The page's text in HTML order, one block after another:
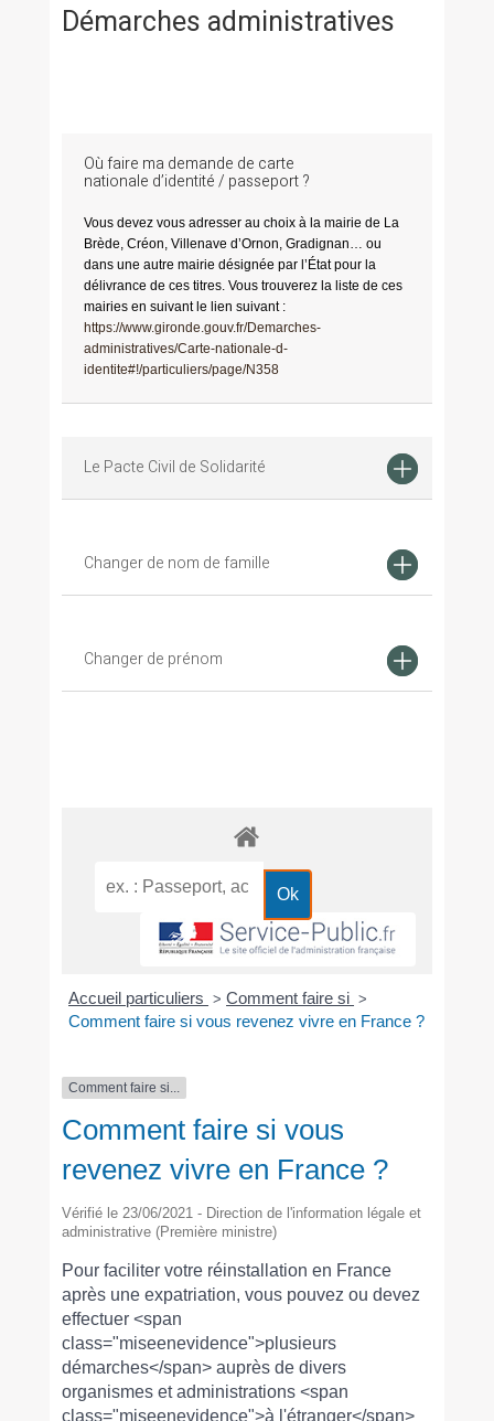
Démarches administratives
Où faire ma demande de carte
nationale d’identité / passeport ?
Vous devez vous adresser au choix à la mairie de La
Brède, Créon, Villenave d’Ornon, Gradignan… ou
dans une autre mairie désignée par l’État pour la
délivrance de ces titres. Vous trouverez la liste de ces
mairies en suivant le lien suivant :
https://www.gironde.gouv.fr/Demarches-
administratives/Carte-nationale-d-
identite#!/particuliers/page/N358
Le Pacte Civil de Solidarité
Changer de nom de famille
Changer de prénom
Accueil particuliers > Comment faire si >
Comment faire si vous revenez vivre en France ?
Comment faire si...
Comment faire si vous
revenez vivre en France ?
Vérifié le 23/06/2021 - Direction de l'information légale et
administrative (Première ministre)
Pour faciliter votre réinstallation en France
après une expatriation, vous pouvez ou devez
effectuer <span
class="miseenevidence">plusieurs
démarches</span> auprès de divers
organismes et administrations <span
class="miseenevidence">à l'étranger</span>